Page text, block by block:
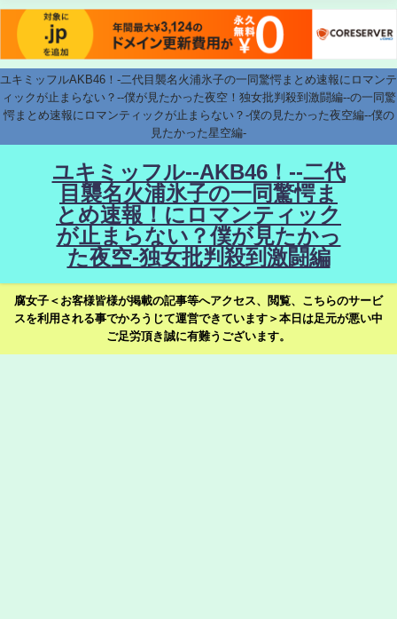
ユキミッフルAKB46！-二代目襲名火浦氷子の一同驚愕まとめ速報にロマンテ
ィックが止まらない？--僕が見たかった夜空！独女批判殺到激闘編--の一同驚
愕まとめ速報にロマンティックが止まらない？-僕の見たかった夜空編--僕の
見たかった星空編-
ユキミッフル--AKB46！--二代
目襲名火浦氷子の一同驚愕ま
とめ速報！にロマンティック
が止まらない？僕が見たかっ
た夜空-独女批判殺到激闘編
腐女子＜お客様皆様が掲載の記事等へアクセス、閲覧、こちらのサービ
スを利用される事でかろうじて運営できています＞本日は足元が悪い中
ご足労頂き誠に有難うございます。